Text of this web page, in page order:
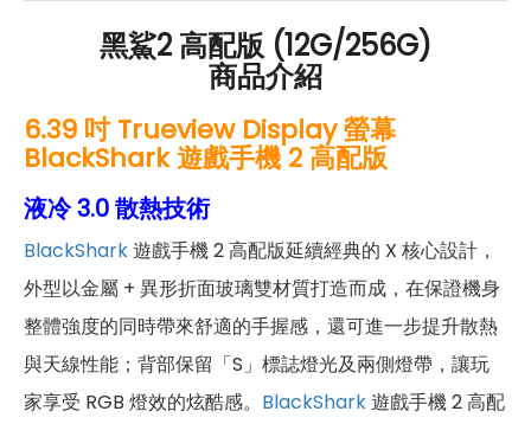
黑鯊2 高配版 (12G/256G)
商品介紹
6.39 吋 Trueview Display 螢幕
BlackShark 遊戲手機 2 高配版
液冷 3.0 散熱技術
BlackShark遊戲手機 2 高配版延續經典的 X 核心設計，
外型以金屬 + 異形折面玻璃雙材質打造而成，在保證機身
整體強度的同時帶來舒適的手握感，還可進一步提升散熱
與天線性能；背部保留「S」標誌燈光及兩側燈帶，讓玩
家享受 RGB 燈效的炫酷感。 BlackShark遊戲手機 2 高配